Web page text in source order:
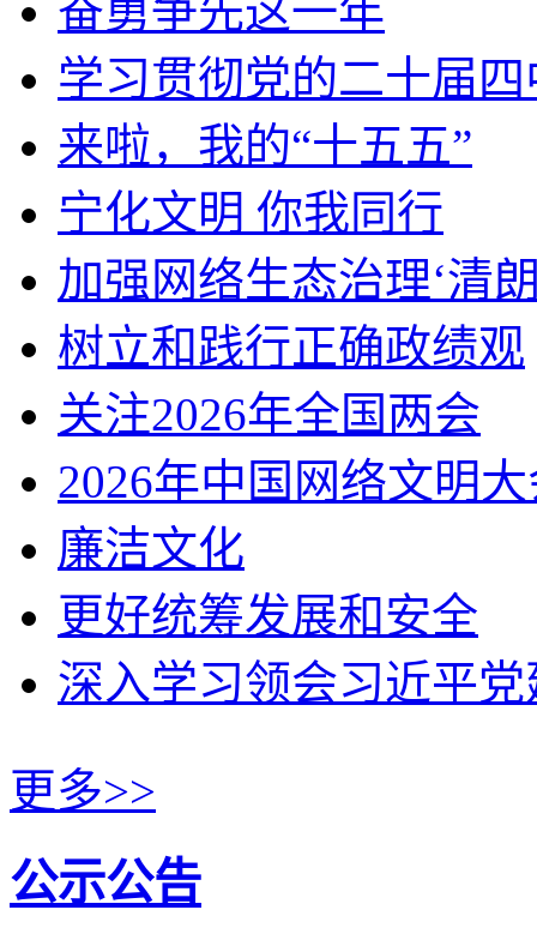
奋勇争先这一年
学习贯彻党的二十届
来啦，我的“十五五”
宁化文明 你我同行
加强网络生态治理‘清
树立和践行正确政绩观
关注2026年全国两会
2026年中国网络文明
廉洁文化
更好统筹发展和安全
深入学习领会习近平
更多>>
公示公告